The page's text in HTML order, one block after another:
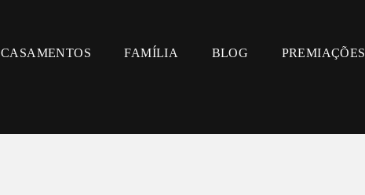
CASAMENTOS FAMÍLIA BLOG PREMIAÇÕES